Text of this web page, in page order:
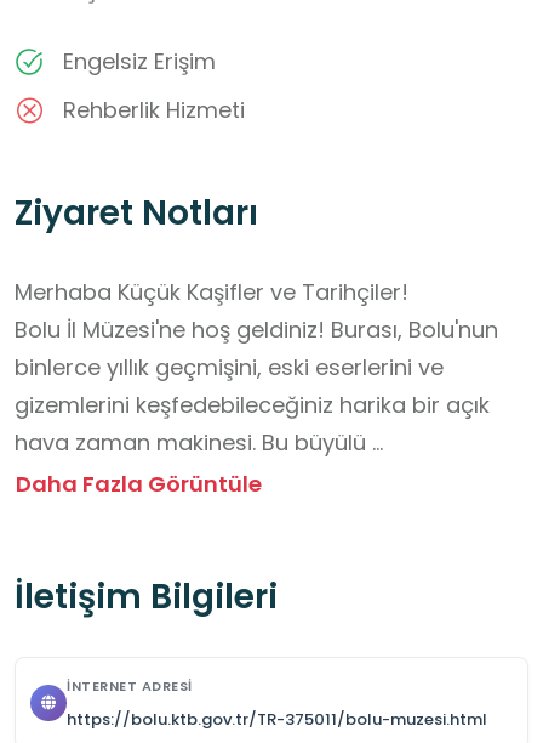
Engelsiz Erişim
Rehberlik Hizmeti
Ziyaret Notları
Merhaba Küçük Kaşifler ve Tarihçiler!
Bolu İl Müzesi'ne hoş geldiniz! Burası, Bolu'nun
binlerce yıllık geçmişini, eski eserlerini ve
gizemlerini keşfedebileceğiniz harika bir açık
hava zaman makinesi. Bu büyülü
yolculuğunuzda size yardımcı olacak notlarımız
1. Tarihe Saygı Gösterin: Müzedeki eserler çok
onlara zarar vermeyin. Her bir obje, geçmişten
Daha Fazla Görüntüle
İletişim Bilgileri
İNTERNET ADRESI
https://bolu.ktb.gov.tr/TR-375011/bolu-muzesi.html